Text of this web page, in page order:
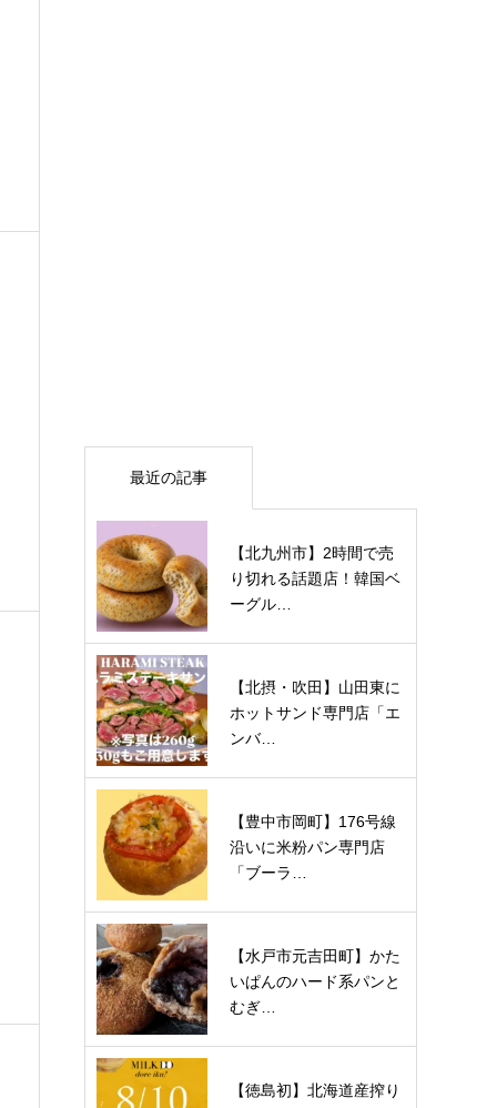
最近の記事
【北九州市】2時間で売
り切れる話題店！韓国ベ
ーグル…
【北摂・吹田】山田東に
ホットサンド専門店「エ
ンバ…
【豊中市岡町】176号線
沿いに米粉パン専門店
「ブーラ…
【水戸市元吉田町】かた
いぱんのハード系パンと
むぎ…
【徳島初】北海道産搾り